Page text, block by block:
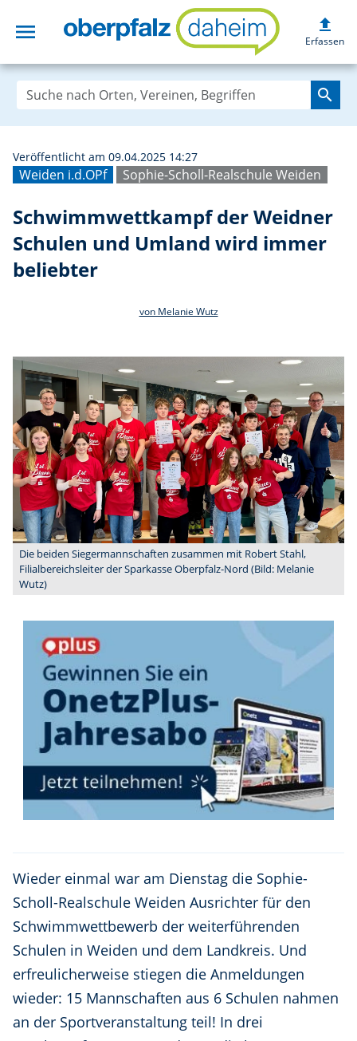
menu upload
Erfassen
search
Weiden i.d.OPf Sophie-Scholl-Realschule Weiden
Veröffentlicht am 09.04.2025 14:27
Schwimmwettkampf der Weidner
Schulen und Umland wird immer
beliebter
von Melanie Wutz
Die beiden Siegermannschaften zusammen mit Robert Stahl,
Filialbereichsleiter der Sparkasse Oberpfalz-Nord (Bild: Melanie
Wutz)
Wieder einmal war am Dienstag die Sophie-
Scholl-Realschule Weiden Ausrichter für den
Schwimmwettbewerb der weiterführenden
Schulen in Weiden und dem Landkreis. Und
erfreulicherweise stiegen die Anmeldungen
wieder: 15 Mannschaften aus 6 Schulen nahmen
an der Sportveranstaltung teil! In drei